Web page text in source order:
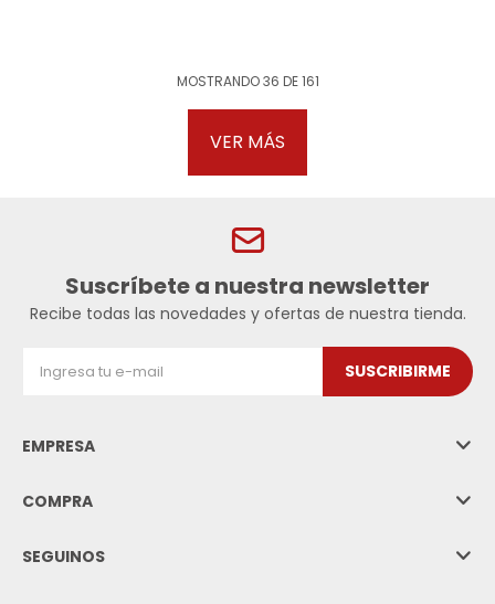
MOSTRANDO36 DE161
VER MÁS
Suscríbete a nuestra newsletter
Recibe todas las novedades y ofertas de nuestra tienda.
SUSCRIBIRME
EMPRESA
COMPRA
SEGUINOS